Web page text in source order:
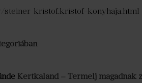
konyhaja.html
Kertkaland – Termelj magadnak